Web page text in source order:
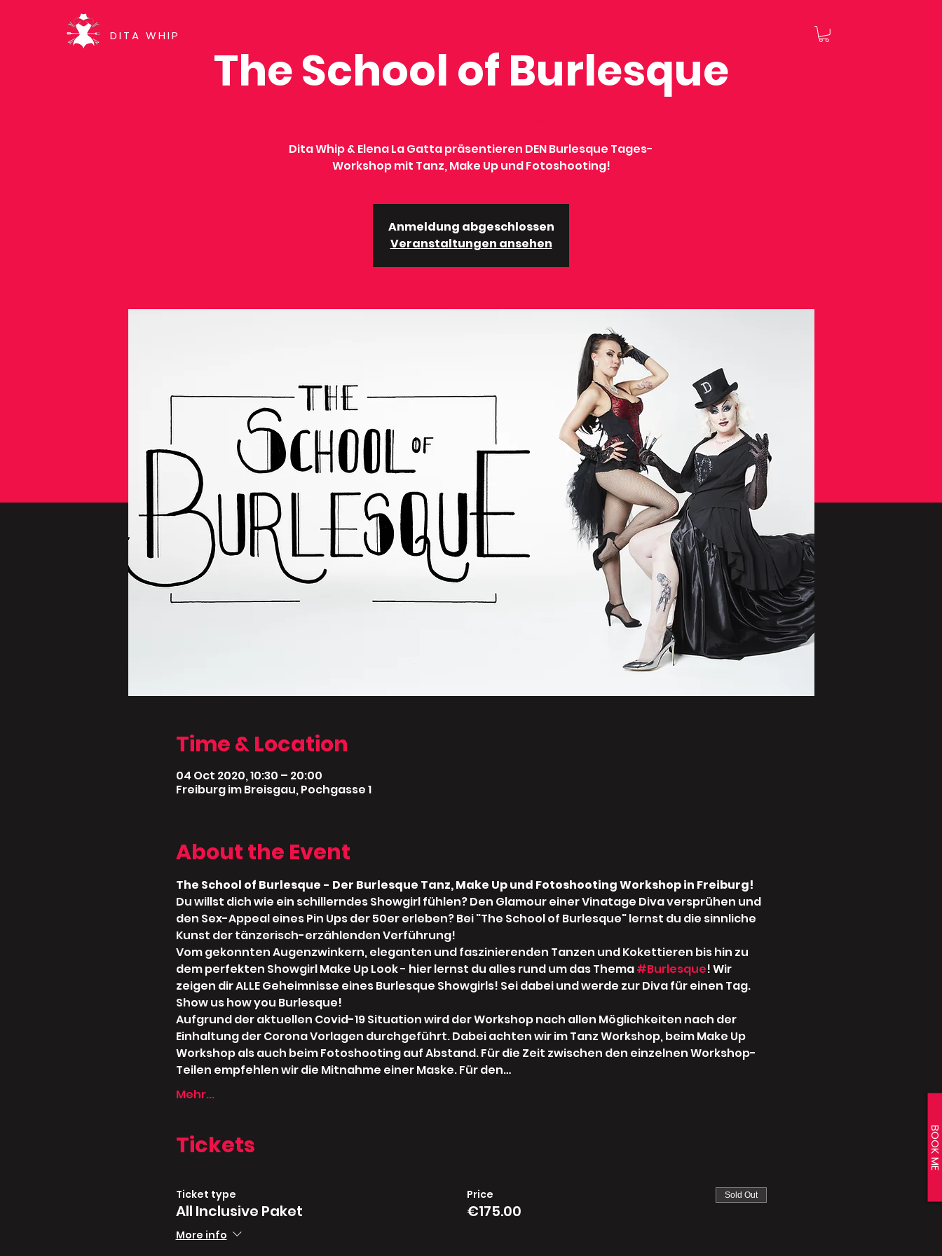
DITA WHIP
BOOK ME
The School of Burlesque
Dita Whip & Elena La Gatta präsentieren DEN Burlesque Tages-
Workshop mit Tanz, Make Up und Fotoshooting!
Anmeldung abgeschlossen
Veranstaltungen ansehen
Time & Location
04 Oct 2020, 10:30 – 20:00
Freiburg im Breisgau, Pochgasse 1
About the Event
The School of Burlesque - Der Burlesque Tanz, Make Up und Fotoshooting Workshop in Freiburg!
Du willst dich wie ein schillerndes Showgirl fühlen? Den Glamour einer Vinatage Diva versprühen und
den Sex-Appeal eines Pin Ups der 50er erleben? Bei "The School of Burlesque" lernst du die sinnliche
Kunst der tänzerisch-erzählenden Verführung!
Vom gekonnten Augenzwinkern, eleganten und faszinierenden Tanzen und Kokettieren bis hin zu
dem perfekten Showgirl Make Up Look - hier lernst du alles rund um das Thema #Burlesque! Wir
zeigen dir ALLE Geheimnisse eines Burlesque Showgirls! Sei dabei und werde zur Diva für einen Tag.
Show us how you Burlesque!
Aufgrund der aktuellen Covid-19 Situation wird der Workshop nach allen Möglichkeiten nach der
Einhaltung der Corona Vorlagen durchgeführt. Dabei achten wir im Tanz Workshop, beim Make Up
Workshop als auch beim Fotoshooting auf Abstand. Für die Zeit zwischen den einzelnen Workshop-
Teilen empfehlen wir die Mitnahme einer Maske. Für den…
Mehr...
Tickets
Ticket type
All Inclusive Paket
More info
Price
€175.00
Sold Out